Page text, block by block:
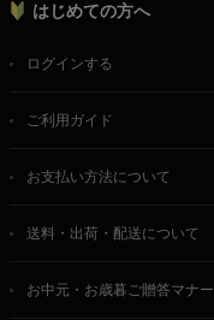
はじめての方へ
ログインする
ご利用ガイド
お支払い方法について
送料・出荷・配送について
お中元・お歳暮ご贈答マナー